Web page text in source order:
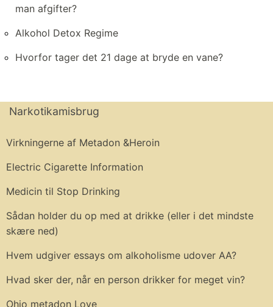
man afgifter?
Alkohol Detox Regime
Hvorfor tager det 21 dage at bryde en vane?
Narkotikamisbrug
Virkningerne af Metadon &Heroin
Electric Cigarette Information
Medicin til Stop Drinking
Sådan holder du op med at drikke (eller i det mindste
skære ned)
Hvem udgiver essays om alkoholisme udover AA?
Hvad sker der, når en person drikker for meget vin?
Ohio metadon Love